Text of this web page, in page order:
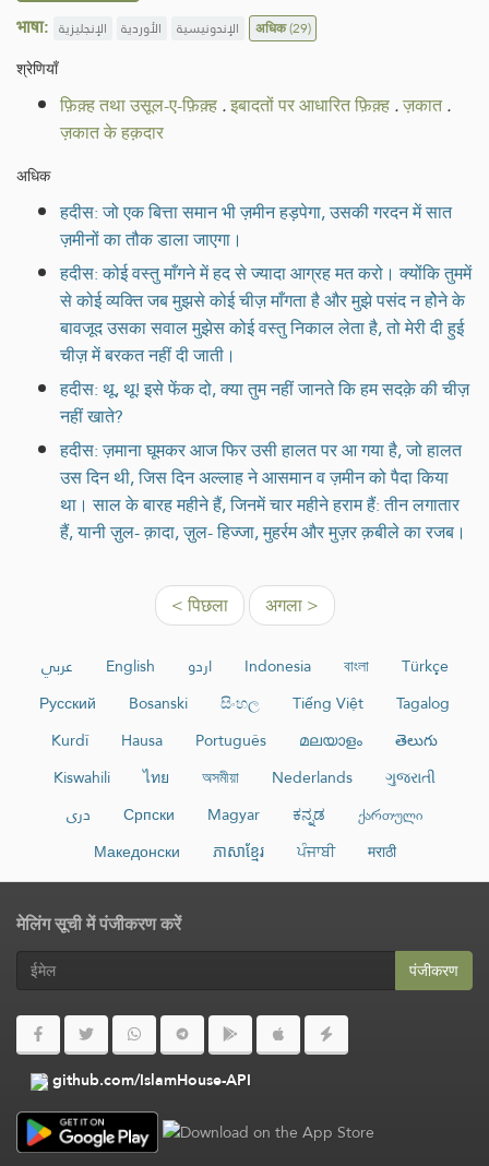
भाषा: الإنجليزية الأوردية الإندونيسية अधिक(29)
श्रेणियाँ
फ़िक़्ह तथा उसूल-ए-फ़िक़्ह.इबादतों पर आधारित फ़िक़्ह.ज़कात.
ज़कात के हक़दार
अधिक
हदीस: जो एक बित्ता समान भी ज़मीन हड़पेगा, उसकी गरदन में सात
ज़मीनों का तौक डाला जाएगा।
हदीस: कोई वस्तु माँगने में हद से ज्यादा आग्रह मत करो। क्योंकि तुममें
से कोई व्यक्ति जब मुझसे कोई चीज़ माँगता है और मुझे पसंद न होेने के
बावजूद उसका सवाल मुझेस कोई वस्तु निकाल लेता है, तो मेरी दी हुई
चीज़ में बरकत नहीं दी जाती।
हदीस: थू, थू! इसे फेंक दो, क्या तुम नहीं जानते कि हम सदक़े की चीज़
नहीं खाते?
हदीस: ज़माना घूमकर आज फिर उसी हालत पर आ गया है, जो हालत
उस दिन थी, जिस दिन अल्लाह ने आसमान व ज़मीन को पैदा किया
था। साल के बारह महीने हैं, जिनमें चार महीने हराम हैं: तीन लगातार
हैं, यानी ज़ुल- क़ादा, ज़ुल- हिज्जा, मुहर्रम और मुज़र क़बीले का रजब।
< पिछला अगला >
عربي English اردو Indonesia বাংলা
Türkçe
Русский
Bosanski සිංහල Tiếng Việt
Tagalog
Kurdî
Hausa Português മലയാളം
తెలుగు
Kiswahili
ไทย অসমীয়া Nederlands
ગુજરાતી
دری
Српски Magyar ಕನ್ನಡ
ქართული
Македонски
ភាសាខ្មែរ ਪੰਜਾਬੀ मराठी
मेलिंग सूची में पंजीकरण करें
पंजीकरण
github.com/IslamHouse-API